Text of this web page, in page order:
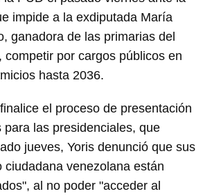
impide a la exdiputada María
ganadora de las primarias del
competir por cargos públicos en
hasta 2036.
el proceso de presentación
para las presidenciales, que
jueves, Yoris denunció que sus
ciudadana venezolana están
al no poder "acceder al